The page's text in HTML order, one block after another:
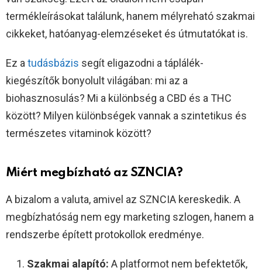
termékleírásokat találunk, hanem mélyreható szakmai
cikkeket, hatóanyag-elemzéseket és útmutatókat is.
Ez a tudásbázis segít eligazodni a táplálék-
kiegészítők bonyolult világában: mi az a
biohasznosulás? Mi a különbség a CBD és a THC
között? Milyen különbségek vannak a szintetikus és
természetes vitaminok között?
Miért megbízható az SZNCIA?
A bizalom a valuta, amivel az SZNCIA kereskedik. A
megbízhatóság nem egy marketing szlogen, hanem a
rendszerbe épített protokollok eredménye.
Szakmai alapító: A platformot nem befektetők,